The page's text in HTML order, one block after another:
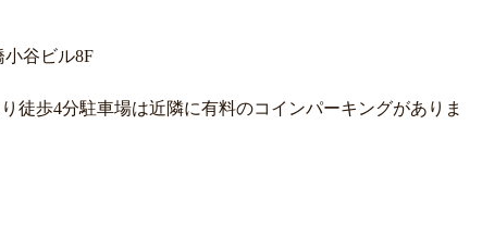
谷ビル8F
徒歩4分駐車場は近隣に有料のコインパーキングがありま